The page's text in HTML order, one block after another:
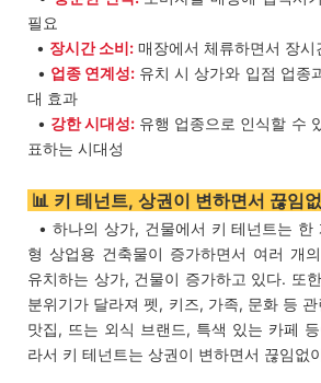
필요
• 장시간 소비: 매장에서 체류하면서 장시
• 업종 연계성: 유치 시 상가와 입점 업종
대 효과
• 강한 시대성: 유행 업종으로 인식할 수
표하는 시대성
📊 키 테넌트, 상권이 변하면서 끊임
• 하나의 상가, 건물에서 키 테넌트는 한
형 상업용 건축물이 증가하면서 여러 개
유치하는 상가, 건물이 증가하고 있다. 또
분위기가 달라져 펫, 키즈, 가족, 문화 등
맛집, 뜨는 외식 브랜드, 특색 있는 카페
라서 키 테넌트는 상권이 변하면서 끊임없